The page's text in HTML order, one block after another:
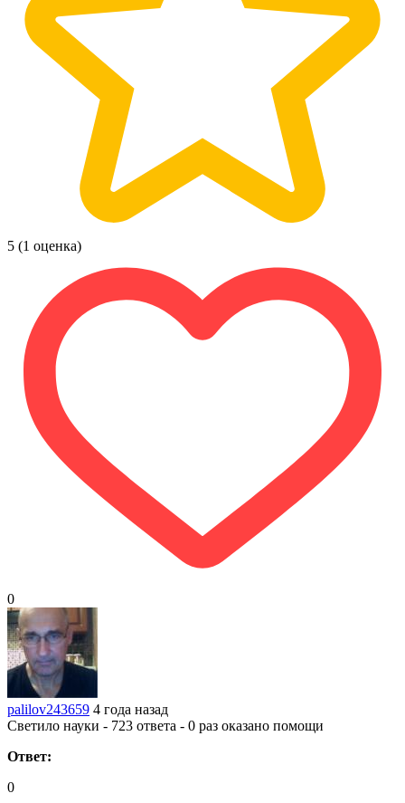
5 (1 оценка)
0
palilov243659 4 года назад
Светило науки - 723 ответа - 0 раз оказано помощи
Ответ:
0